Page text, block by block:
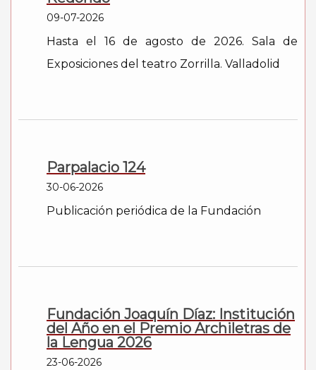
09-07-2026
Hasta el 16 de agosto de 2026. Sala de
Exposiciones del teatro Zorrilla. Valladolid
Parpalacio 124
30-06-2026
Publicación periódica de la Fundación
Fundación Joaquín Díaz: Institución
del Año en el Premio Archiletras de
la Lengua 2026
23-06-2026